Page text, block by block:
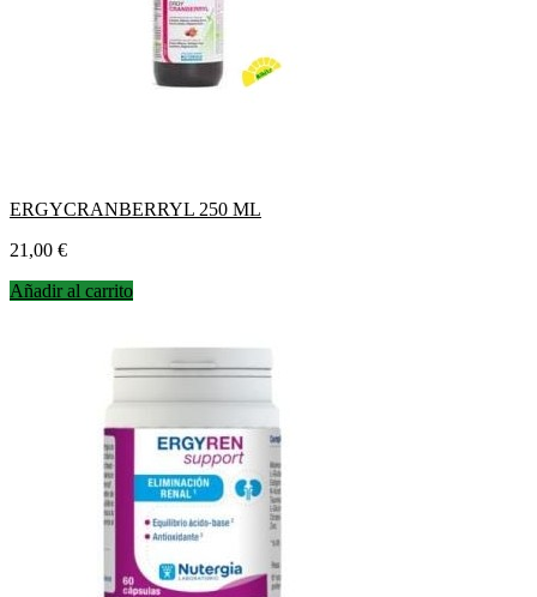
ERGYCRANBERRYL 250 ML
Precio
21,00 €
Añadir al carrito